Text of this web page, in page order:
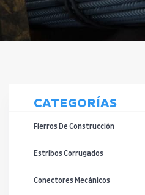
CATEGORÍAS
Fierros De Construcción
Estribos Corrugados
Conectores Mecánicos